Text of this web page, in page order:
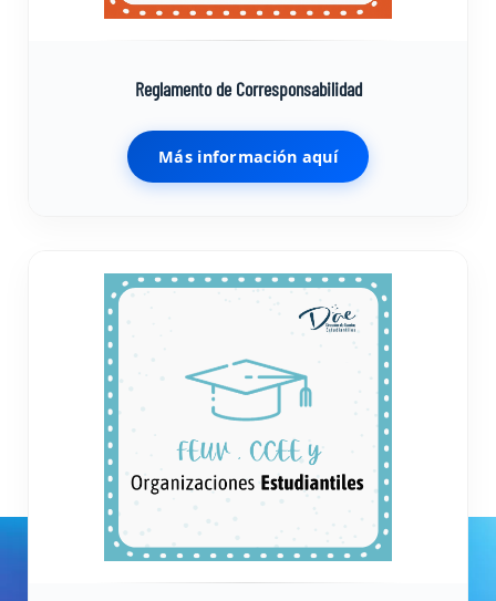
Reglamento de Corresponsabilidad
Más información aquí